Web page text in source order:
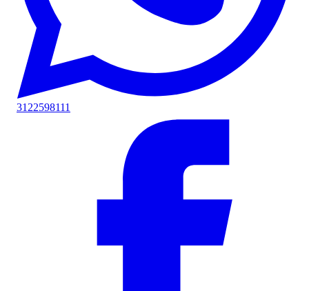
3122598111